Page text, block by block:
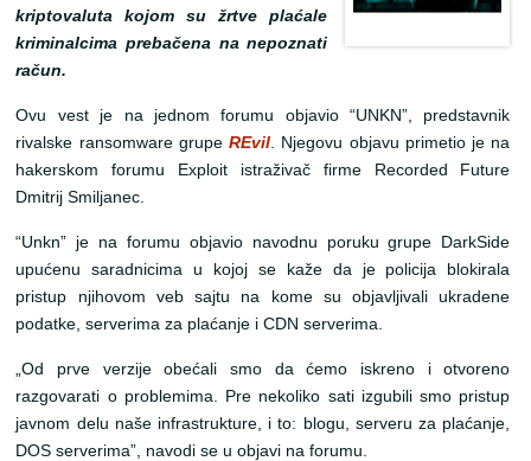
kriptovaluta kojom su žrtve plaćale
kriminalcima prebačena na nepoznati
račun.
Ovu vest je na jednom forumu objavio “UNKN”, predstavnik
rivalske ransomware grupeREvil. Njegovu objavu primetio je na
hakerskom forumu Exploit istraživač firme Recorded Future
Dmitrij Smiljanec.
“Unkn” je na forumu objavio navodnu poruku grupe DarkSide
upućenu saradnicima u kojoj se kaže da je policija blokirala
pristup njihovom veb sajtu na kome su objavljivali ukradene
podatke, serverima za plaćanje i CDN serverima.
„Od prve verzije obećali smo da ćemo iskreno i otvoreno
razgovarati o problemima. Pre nekoliko sati izgubili smo pristup
javnom delu naše infrastrukture, i to: blogu, serveru za plaćanje,
DOS serverima”, navodi se u objavi na forumu.